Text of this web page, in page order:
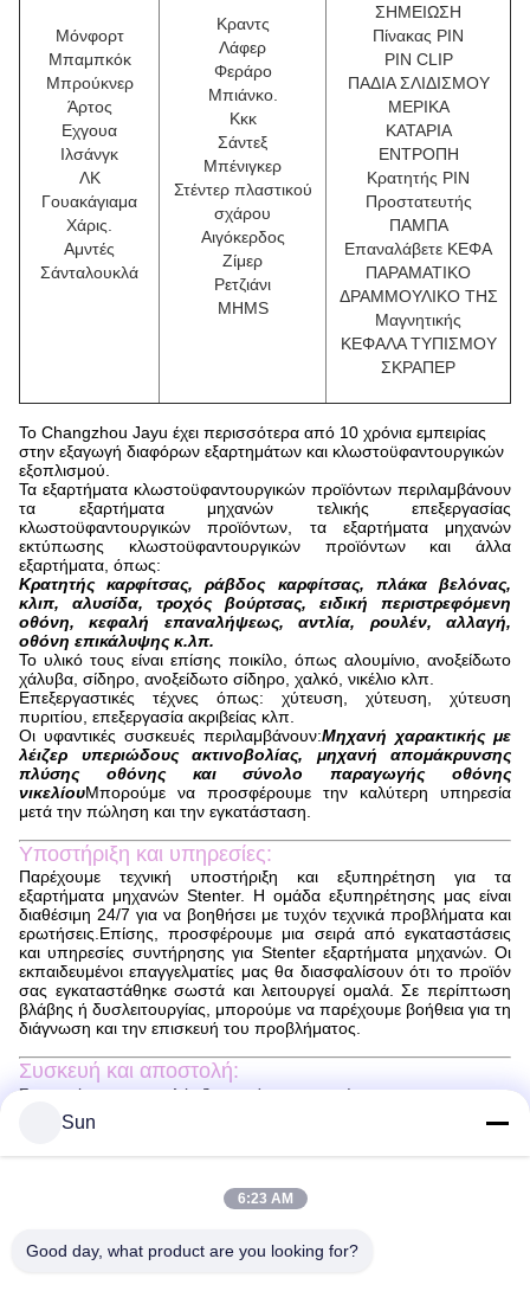
Μόνφορτ
Μπαμπκόκ
Μπρούκνερ
Άρτος
Εχγουα
Ιλσάνγκ
ΛΚ
Γουακάγιαμα
Χάρις.
Αμντές
Σάνταλουκλά
Κραντς
Λάφερ
Φεράρο
Μπιάνκο.
Κκκ
Σάντεξ
Μπένιγκερ
Στέντερ πλαστικού
σχάρου
Αιγόκερδος
Ζίμερ
Ρετζιάνι
MHMS
ΣΗΜΕΙΩΣΗ
Πίνακας PIN
PIN CLIP
ΠΑΔΙΑ ΣΛΙΔΙΣΜΟΥ
ΜΕΡΙΚΑ
ΚΑΤΑΡΙΑ
ΕΝΤΡΟΠΗ
Κρατητής PIN
Προστατευτής
ΠΑΜΠΑ
Επαναλάβετε ΚΕΦΑ
ΠΑΡΑΜΑΤΙΚΟ
ΔΡΑΜΜΟΥΛΙΚΟ ΤΗΣ
Μαγνητικής
ΚΕΦΑΛΑ ΤΥΠΙΣΜΟΥ
ΣΚΡΑΠΕΡ
Το Changzhou Jayu έχει περισσότερα από 10 χρόνια εμπειρίας
στην εξαγωγή διαφόρων εξαρτημάτων και κλωστοϋφαντουργικών
εξοπλισμού.
Τα εξαρτήματα κλωστοϋφαντουργικών προϊόντων περιλαμβάνουν
τα εξαρτήματα μηχανών τελικής επεξεργασίας
κλωστοϋφαντουργικών προϊόντων, τα εξαρτήματα μηχανών
εκτύπωσης κλωστοϋφαντουργικών προϊόντων και άλλα
εξαρτήματα, όπως:
Κρατητής καρφίτσας, ράβδος καρφίτσας, πλάκα βελόνας,
κλιπ, αλυσίδα, τροχός βούρτσας, ειδική περιστρεφόμενη
οθόνη, κεφαλή επαναλήψεως, αντλία, ρουλέν, αλλαγή,
οθόνη επικάλυψης κ.λπ.
Το υλικό τους είναι επίσης ποικίλο, όπως αλουμίνιο, ανοξείδωτο
χάλυβα, σίδηρο, ανοξείδωτο σίδηρο, χαλκό, νικέλιο κλπ.
Επεξεργαστικές τέχνες όπως: χύτευση, χύτευση, χύτευση
πυριτίου, επεξεργασία ακριβείας κλπ.
Οι υφαντικές συσκευές περιλαμβάνουν:Μηχανή χαρακτικής με
λέιζερ υπεριώδους ακτινοβολίας, μηχανή απομάκρυνσης
πλύσης οθόνης και σύνολο παραγωγής οθόνης
νικελίουΜπορούμε να προσφέρουμε την καλύτερη υπηρεσία
μετά την πώληση και την εγκατάσταση.
Υποστήριξη και υπηρεσίες:
Παρέχουμε τεχνική υποστήριξη και εξυπηρέτηση για τα
εξαρτήματα μηχανών Stenter. Η ομάδα εξυπηρέτησης μας είναι
διαθέσιμη 24/7 για να βοηθήσει με τυχόν τεχνικά προβλήματα και
ερωτήσεις.Επίσης, προσφέρουμε μια σειρά από εγκαταστάσεις
και υπηρεσίες συντήρησης για Stenter εξαρτήματα μηχανών. Οι
εκπαιδευμένοι επαγγελματίες μας θα διασφαλίσουν ότι το προϊόν
σας εγκαταστάθηκε σωστά και λειτουργεί ομαλά. Σε περίπτωση
βλάβης ή δυσλειτουργίας, μπορούμε να παρέχουμε βοήθεια για τη
διάγνωση και την επισκευή του προβλήματος.
Συσκευή και αποστολή:
Συσκευή και αποστολή εξαρτημάτων μηχανών stenter
Τα εξαρτήματα της μηχανής στεντέρ θα συσκευάζονται με
πρόσθετο μαλακωτικό υλικό για την αποφυγή ζημιώνΟ κατάλογος
συσκευασίας θα συνοδεύεται από το πακέτο για να εξασφαλιστεί
Τα εξαρτήματα της μηχανής stenter θα αποσταλούν μέσω ενός
Sun
6:23 AM
Good day, what product are you looking for?